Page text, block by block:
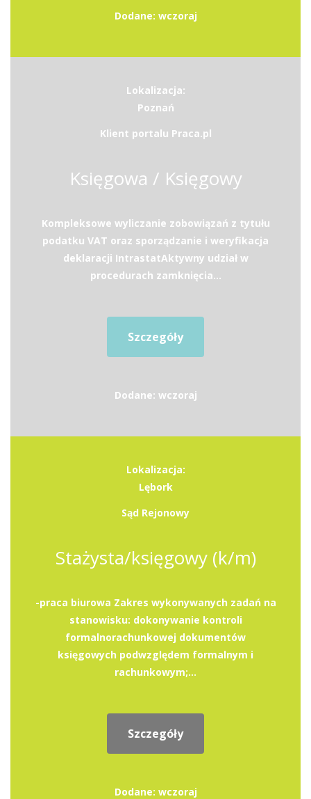
Dodane: wczoraj
Lokalizacja:
Poznań
Klient portalu Praca.pl
Księgowa / Księgowy
Kompleksowe wyliczanie zobowiązań z tytułu
podatku VAT oraz sporządzanie i weryfikacja
deklaracji IntrastatAktywny udział w
procedurach zamknięcia...
Szczegóły
Dodane: wczoraj
Lokalizacja:
Lębork
Sąd Rejonowy
Stażysta/księgowy (k/m)
-praca biurowa Zakres wykonywanych zadań na
stanowisku: dokonywanie kontroli
formalnorachunkowej dokumentów
księgowych podwzględem formalnym i
rachunkowym;...
Szczegóły
Dodane: wczoraj